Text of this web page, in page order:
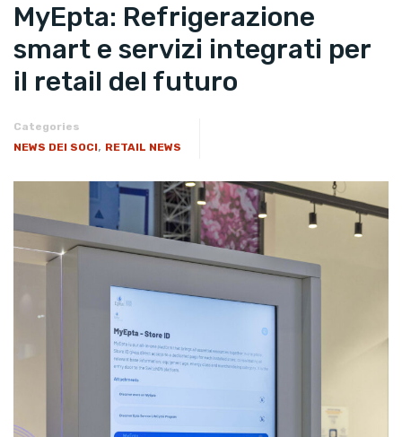
MyEpta: Refrigerazione
smart e servizi integrati per
il retail del futuro
Categories
NEWS DEI SOCI, RETAIL NEWS